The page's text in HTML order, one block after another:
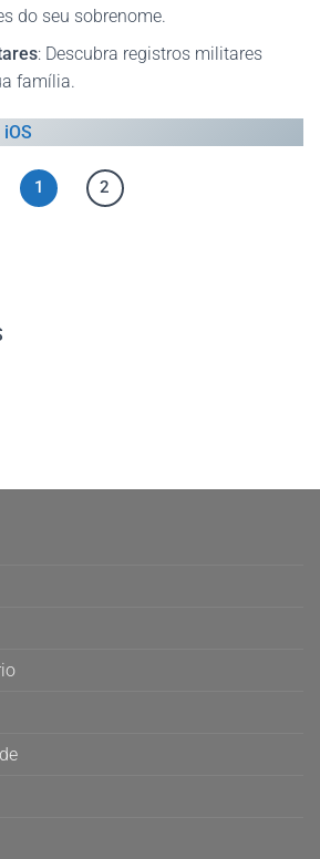
do seu sobrenome.
: Descubra registros militares
família.
iOS
1 2